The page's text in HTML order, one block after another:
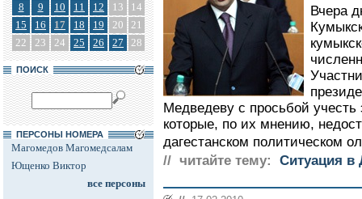
8
9 10 11 12 13
14
15
16 17 18 19 20
21
22
23 24 25 26 27 28
ПОИСК
ПЕРСОНЫ НОМЕРА
Магомедов Магомедсалам
Ющенко Виктор
все персоны
Вчера
Медведеву с просьбой
которые, по их мнению,
дагестанском политическом
// читайте тему:
Ситуация в